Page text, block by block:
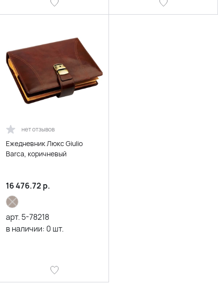
нет отзывов
Ежедневник Люкс Giulio
Barсa, коричневый
16 476.72 р.
арт. 5-78218
в наличии: 0 шт.